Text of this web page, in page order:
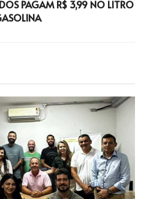
PAGAM R$ 3,99 NO LITRO